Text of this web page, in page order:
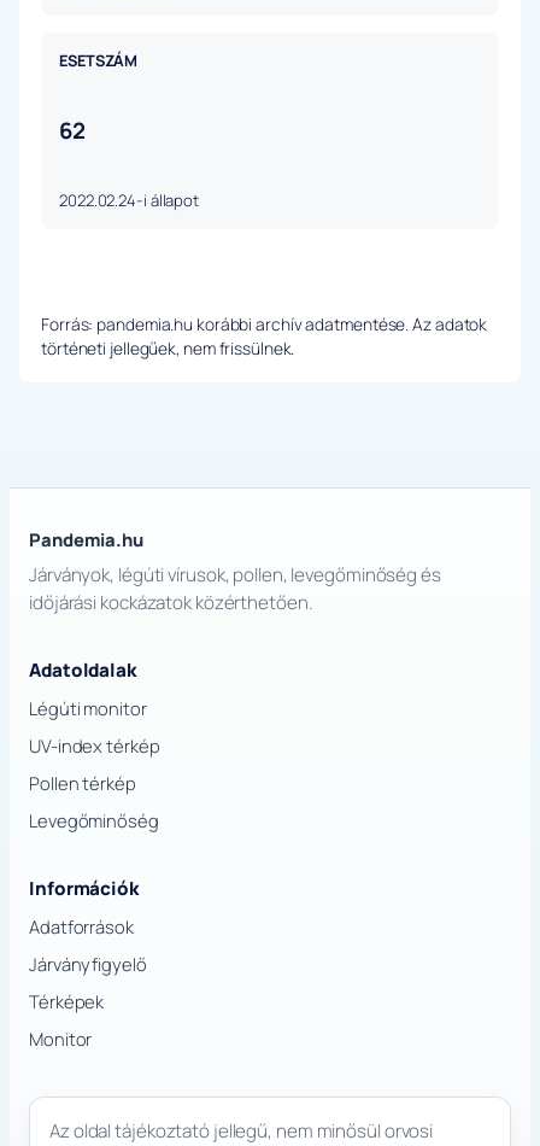
ESETSZÁM
62
2022.02.24-i állapot
Forrás: pandemia.hu korábbi archív adatmentése. Az adatok
történeti jellegűek, nem frissülnek.
Pandemia.hu
Járványok, légúti vírusok, pollen, levegőminőség és
időjárási kockázatok közérthetően.
Adatoldalak
Légúti monitor
UV-index térkép
Pollen térkép
Levegőminőség
Információk
Adatforrások
Járványfigyelő
Térképek
Monitor
Az oldal tájékoztató jellegű, nem minősül orvosi